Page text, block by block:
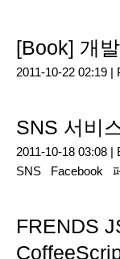
[Book] 개
2011-10-22 02:19 |
SNS 서비
2011-10-18 03:08 |
SNS
Facebook
FRENDS